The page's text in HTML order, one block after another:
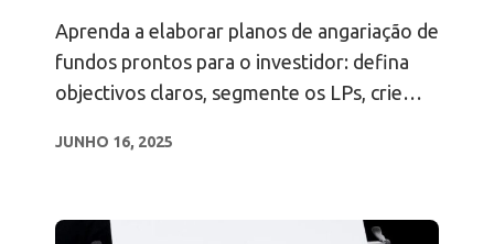
Aprenda a elaborar planos de angariação de
fundos prontos para o investidor: defina
objectivos claros, segmente os LPs, crie
o sucesso da angariação de fundos.
JUNHO 16, 2025